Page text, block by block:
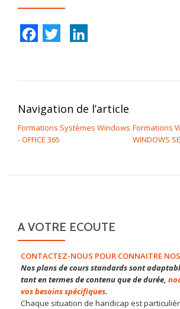
FacebookTwitter
Navigation de l’article
Formations Systèmes Windows
- OFFICE 365
Formations
WINDOWS
A VOTRE ECOUTE
CONTACTEZ-NOUS POUR CONNAITRE
Nos plans de cours standards sont
tant en termes de contenu que de durée,
vos besoins spécifiques.
Chaque situation de handicap est